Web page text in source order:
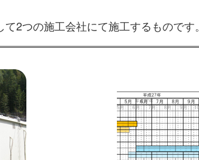
2つの施工会社にて施工するものです。